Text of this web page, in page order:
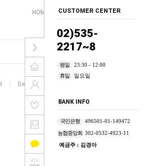
CUSTOMER CENTER
02)535-
2217~8
평일
23:30 - 12:00
휴일
일요일
BANK INFO
국민은행
496501-01-149472
농협중앙회 302-0532-4923-11
예금주 : 김경아
HOME 수반/화기>화분받침
Best